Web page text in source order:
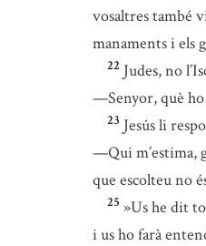
vosaltres també
manaments i els
22 Judes, no
—Senyor, què ho
23 Jesús li
—Qui m’estima,
que escolteu no
25 »Us he dit
i us ho farà